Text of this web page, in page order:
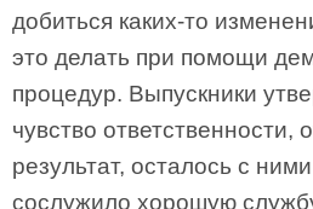
добиться каких-то
это делать при помощи
процедур. Выпускники
чувство ответственности,
результат, осталось с
сослужило хорошую